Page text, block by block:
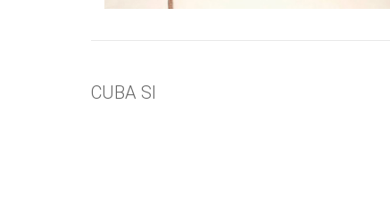
CUBA SI